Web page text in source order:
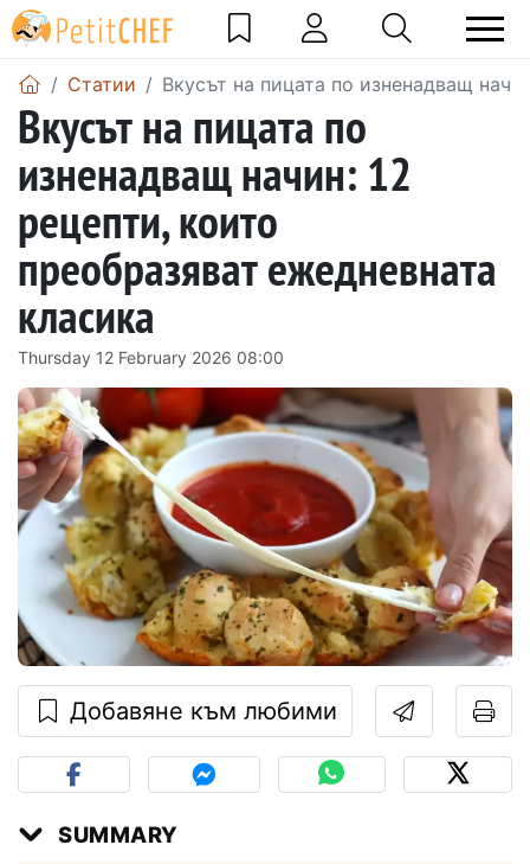
Статии Вкусът на пицата по изненадващ
Вкусът на пицата по
изненадващ начин: 12
рецепти, които
преобразяват ежедневната
класика
Thursday 12 February 2026 08:00
Добавяне към любими
SUMMARY